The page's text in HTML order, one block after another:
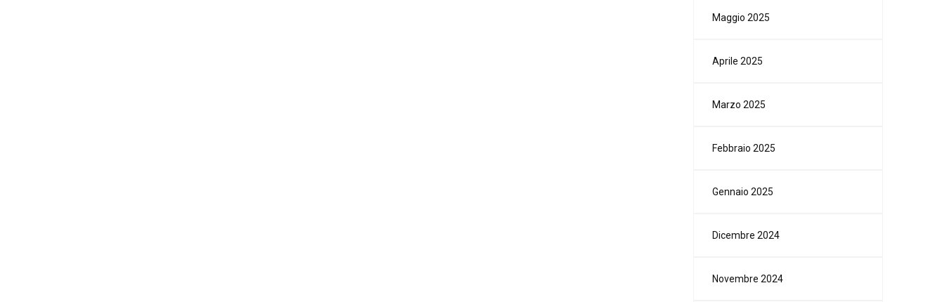
Maggio 2025
Aprile 2025
Marzo 2025
Febbraio 2025
Gennaio 2025
Dicembre 2024
Novembre 2024